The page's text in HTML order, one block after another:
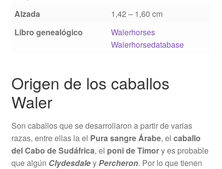
Alzada
1,42 – 1,60 cm
Libro genealógico
Walerhorses
Walerhorsedatabase
Origen de los caballos
Waler
Son caballos que se desarrollaron a partir de varias
razas, entre ellas la el Pura sangre Árabe, el caballo
del Cabo de Sudáfrica, el poni de Timory es probable
que algún ClydesdaleyPercheron. Por lo que tienen